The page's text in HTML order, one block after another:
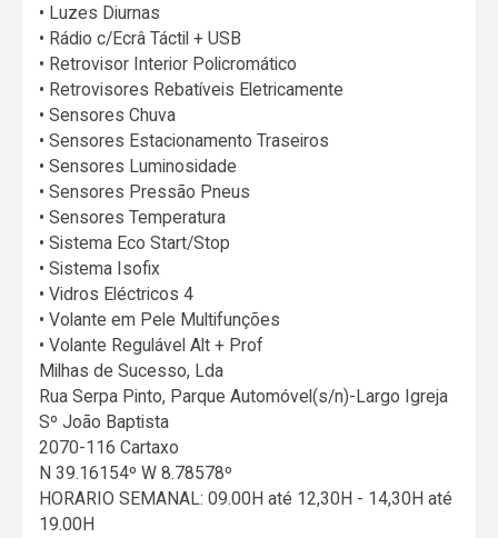
• Luzes Diurnas
• Rádio c/Ecrâ Táctil + USB
• Retrovisor Interior Policromático
• Retrovisores Rebatíveis Eletricamente
• Sensores Chuva
• Sensores Estacionamento Traseiros
• Sensores Luminosidade
• Sensores Pressão Pneus
• Sensores Temperatura
• Sistema Eco Start/Stop
• Sistema Isofix
• Vidros Eléctricos 4
• Volante em Pele Multifunções
• Volante Regulável Alt + Prof
Milhas de Sucesso, Lda
Rua Serpa Pinto, Parque Automóvel(s/n)-Largo Igreja
Sº João Baptista
2070-116 Cartaxo
N 39.16154º W 8.78578º
HORARIO SEMANAL: 09.00H até 12,30H - 14,30H até
19.00H